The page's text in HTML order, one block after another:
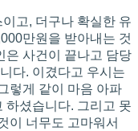
고, 더구나 확실한 유
만원을 받아내는 것
은 사건이 끝나고 담당
다. 이겼다고 우시는
렇게 같이 마음 아파
하셨습니다. 그리고 못
이 너무도 고마워서